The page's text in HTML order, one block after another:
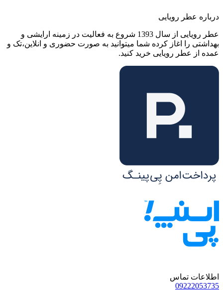
درباره عطر رویایی
عطر رویایی از سال 1393 شروع به فعالیت در زمینه ارایشی و
بهداشتی را اغاز کرده شما میتوانید به صورت حضوری و انلاین،تک و
عمده از عطر رویایی خرید کنید.
اطلاعات تماس
09222053735